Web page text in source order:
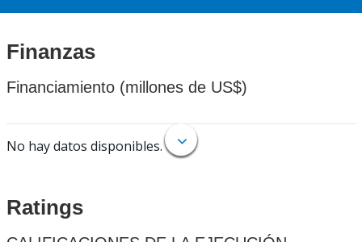
Finanzas
Financiamiento (millones de US$)
No hay datos disponibles.
Ratings